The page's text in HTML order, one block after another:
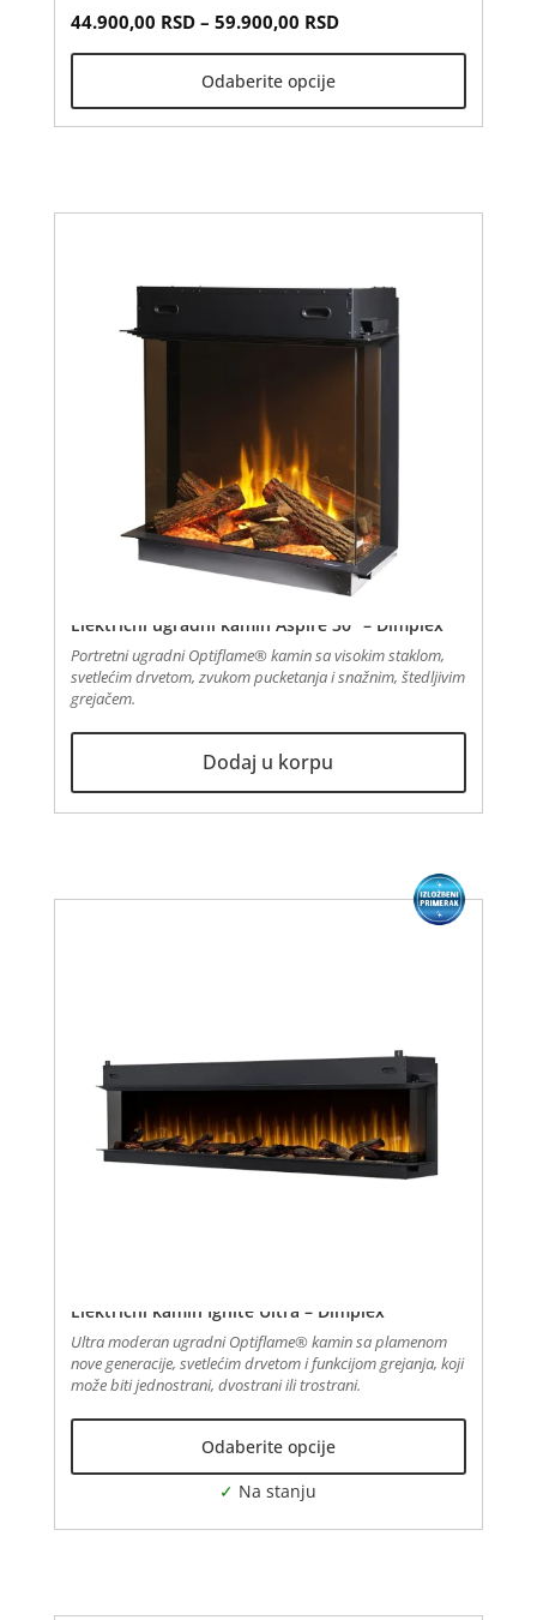
44.900,00 RSD – 59.900,00 RSDРаспон цена: од
Odaberite opcije
производ
више
могу
Električni ugradni kamin Aspire 30″ – Dimplex
Portretni ugradni Optiflame® kamin sa visokim staklom,
svetlećim drvetom, zvukom pucketanja i snažnim, štedljivim
grejačem.
Dodaj u korpu
Električni kamin Ignite Ultra – Dimplex
Ultra moderan ugradni Optiflame® kamin sa plamenom
nove generacije, svetlećim drvetom i funkcijom grejanja, koji
može biti jednostrani, dvostrani ili trostrani.
Odaberite opcije
Овај
има